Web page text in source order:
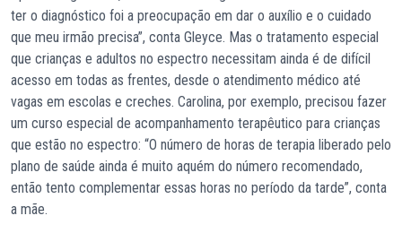
ter o diagnóstico foi a preocupação em dar o auxílio e o cuidado
que meu irmão precisa”, conta Gleyce. Mas o tratamento especial
que crianças e adultos no espectro necessitam ainda é de difícil
acesso em todas as frentes, desde o atendimento médico até
vagas em escolas e creches. Carolina, por exemplo, precisou fazer
um curso especial de acompanhamento terapêutico para crianças
que estão no espectro: “O número de horas de terapia liberado pelo
plano de saúde ainda é muito aquém do número recomendado,
então tento complementar essas horas no período da tarde”, conta
a mãe.